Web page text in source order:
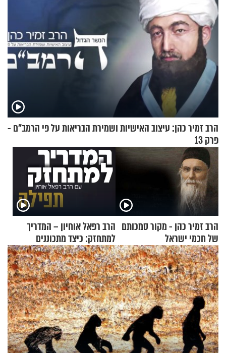
הרב זמיר כהן: עיצוב האישיות ושמירת הבריאות על פי הרמב"ם -
פרק 13
הרב זמיר כהן - מקור סמכותם
של חכמי ישראל
הרב רפאל אוחיון – המדריך
למתחזק: כיצד מתכוננים
לתפילה?